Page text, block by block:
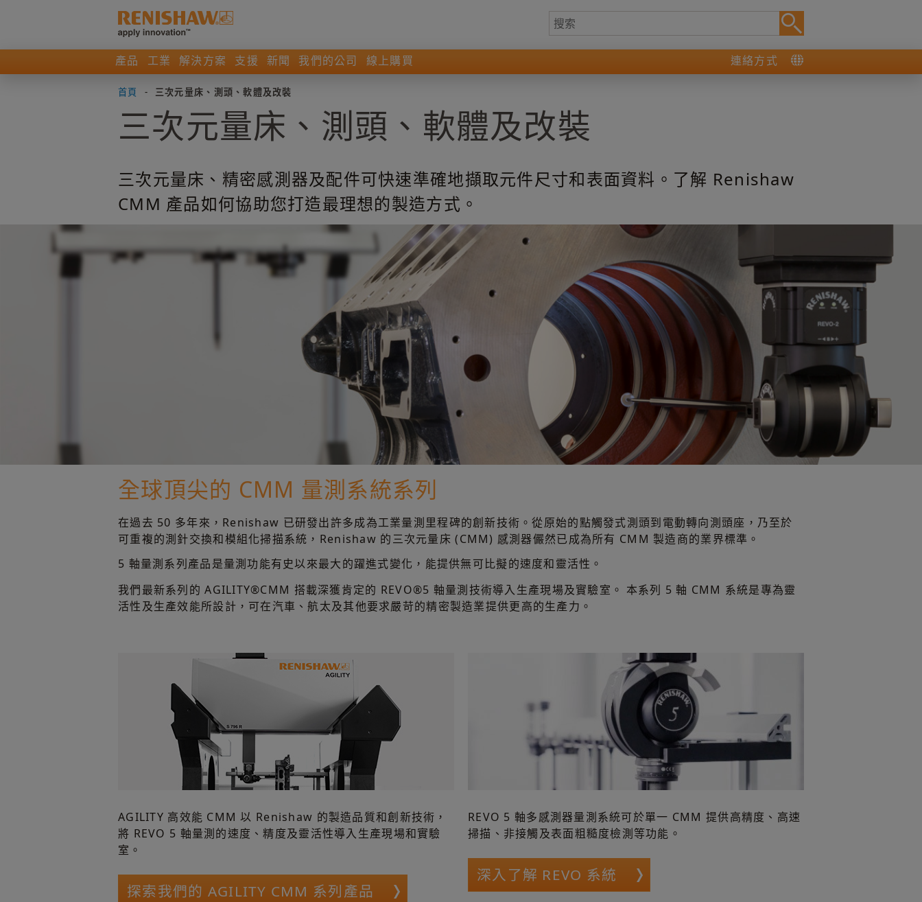
產品 工業 解決方案 支援 新聞 我們的公司 線上購買 連絡方式
首頁 - 三次元量床、測頭、軟體及改裝
三次元量床、測頭、軟體及改裝
三次元量床、精密感測器及配件可快速準確地擷取元件尺寸和表面資料。了解 Renishaw
CMM 產品如何協助您打造最理想的製造方式。
全球頂尖的 CMM 量測系統系列
在過去 50 多年來，Renishaw 已研發出許多成為工業量測里程碑的創新技術。從原始的點觸發式測頭到電動轉向測頭座，乃至於
可重複的測針交換和模組化掃描系統，Renishaw 的三次元量床 (CMM) 感測器儼然已成為所有 CMM 製造商的業界標準。
5 軸量測系列產品是量測功能有史以來最大的躍進式變化，能提供無可比擬的速度和靈活性。
我們最新系列的 AGILITY®CMM 搭載深獲肯定的 REVO®5 軸量測技術導入生產現場及實驗室。 本系列 5 軸 CMM 系統是專為靈
活性及生產效能所設計，可在汽車、航太及其他要求嚴苛的精密製造業提供更高的生產力。
AGILITY 高效能 CMM 以 Renishaw 的製造品質和創新技術，
將 REVO 5 軸量測的速度、精度及靈活性導入生產現場和實驗
室。
探索我們的 AGILITY CMM 系列產品
REVO 5 軸多感測器量測系統可於單一 CMM 提供高精度、高速
掃描、非接觸及表面粗糙度檢測等功能。
深入了解 REVO 系統